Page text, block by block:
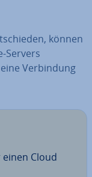
können
Servers
Ver­bin­dung
Cloud